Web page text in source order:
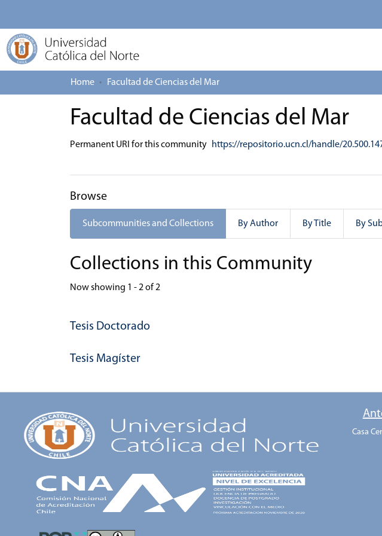
Home Facultad de Ciencias del Mar
Facultad de Ciencias del Mar
Permanent URI for this community https://repositorio.ucn.cl/handle/
Browse
Subcommunities and Collections By Author By Title By
Collections in this Community
Now showing 1 - 2 of 2
Tesis Doctorado
Tesis Magíster
Casa